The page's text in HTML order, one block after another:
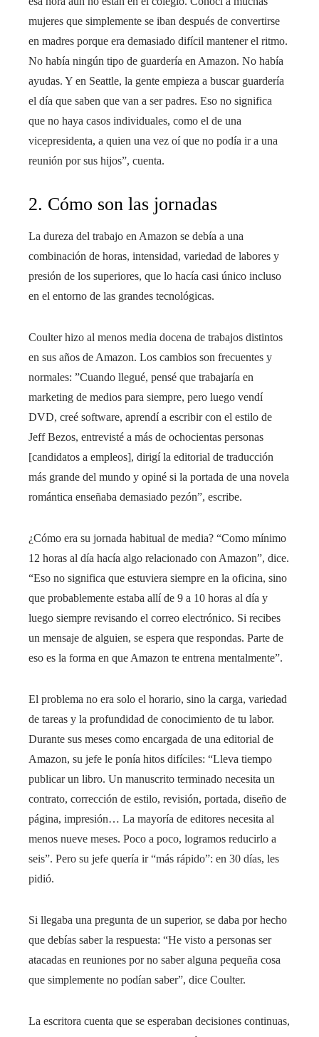
mujeres que simplemente se iban después de convertirse
en madres porque era demasiado difícil mantener el ritmo.
No había ningún tipo de guardería en Amazon. No había
ayudas. Y en Seattle, la gente empieza a buscar guardería
el día que saben que van a ser padres. Eso no significa
que no haya casos individuales, como el de una
vicepresidenta, a quien una vez oí que no podía ir a una
reunión por sus hijos”, cuenta.
2. Cómo son las jornadas
La dureza del trabajo en Amazon se debía a una
combinación de horas, intensidad, variedad de labores y
presión de los superiores, que lo hacía casi único incluso
en el entorno de las grandes tecnológicas.
Coulter hizo al menos media docena de trabajos distintos
en sus años de Amazon. Los cambios son frecuentes y
normales: ”Cuando llegué, pensé que trabajaría en
marketing de medios para siempre, pero luego vendí
DVD, creé software, aprendí a escribir con el estilo de
Jeff Bezos, entrevisté a más de ochocientas personas
[candidatos a empleos], dirigí la editorial de traducción
más grande del mundo y opiné si la portada de una novela
romántica enseñaba demasiado pezón”, escribe.
¿Cómo era su jornada habitual de media? “Como mínimo
12 horas al día hacía algo relacionado con Amazon”, dice.
“Eso no significa que estuviera siempre en la oficina, sino
que probablemente estaba allí de 9 a 10 horas al día y
luego siempre revisando el correo electrónico. Si recibes
un mensaje de alguien, se espera que respondas. Parte de
eso es la forma en que Amazon te entrena mentalmente”.
El problema no era solo el horario, sino la carga, variedad
de tareas y la profundidad de conocimiento de tu labor.
Durante sus meses como encargada de una editorial de
Amazon, su jefe le ponía hitos difíciles: “Lleva tiempo
publicar un libro. Un manuscrito terminado necesita un
contrato, corrección de estilo, revisión, portada, diseño de
página, impresión… La mayoría de editores necesita al
menos nueve meses. Poco a poco, logramos reducirlo a
seis”. Pero su jefe quería ir “más rápido”: en 30 días, les
pidió.
Si llegaba una pregunta de un superior, se daba por hecho
que debías saber la respuesta: “He visto a personas ser
atacadas en reuniones por no saber alguna pequeña cosa
que simplemente no podían saber”, dice Coulter.
La escritora cuenta que se esperaban decisiones continuas,